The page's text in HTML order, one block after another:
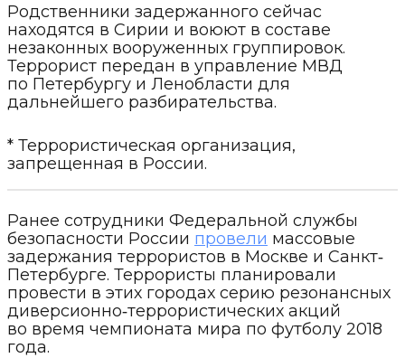
Родственники задержанного сейчас
находятся в Сирии и воюют в составе
незаконных вооруженных группировок.
Террорист передан в управление МВД
по Петербургу и Ленобласти для
дальнейшего разбирательства.
* Террористическая организация,
запрещенная в России.
Ранее сотрудники Федеральной службы
безопасности России провели массовые
задержания террористов в Москве и Санкт‐
Петербурге. Террористы планировали
провести в этих городах серию резонансных
диверсионно‐террористических акций
во время чемпионата мира по футболу 2018
года.